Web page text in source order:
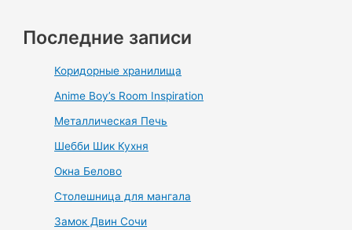
Последние записи
Коридорные хранилища
Anime Boy’s Room Inspiration
Металлическая Печь
Шебби Шик Кухня
Окна Белово
Столешница для мангала
Замок Двин Сочи